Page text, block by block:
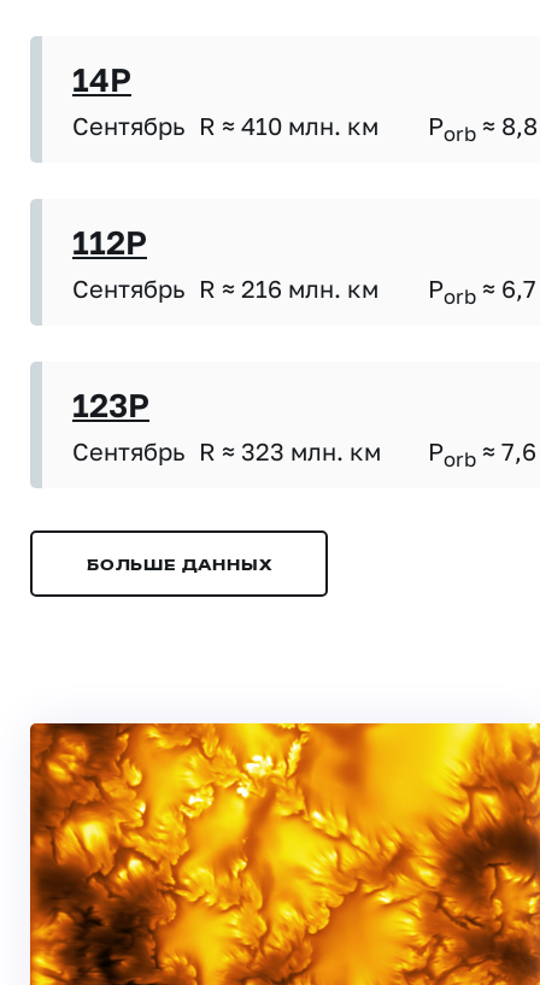
14P
Сентябрь R ≈ 410 млн. км Porb ≈ 8,8
112P
Сентябрь R ≈ 216 млн. км Porb ≈ 6,7
123P
Сентябрь R ≈ 323 млн. км Porb ≈ 7,6
БОЛЬШЕ ДАННЫХ